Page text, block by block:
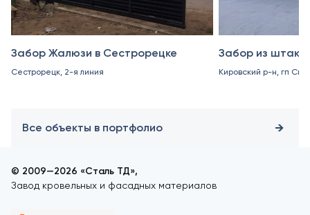
Забор Жалюзи в Сестрорецке
Сестрорецк, 2-я линия
Забор из
Кировский р-н, гп
Все объекты в портфолио
© 2009—2026 «Сталь ТД»,
Завод кровельных и фасадных материалов